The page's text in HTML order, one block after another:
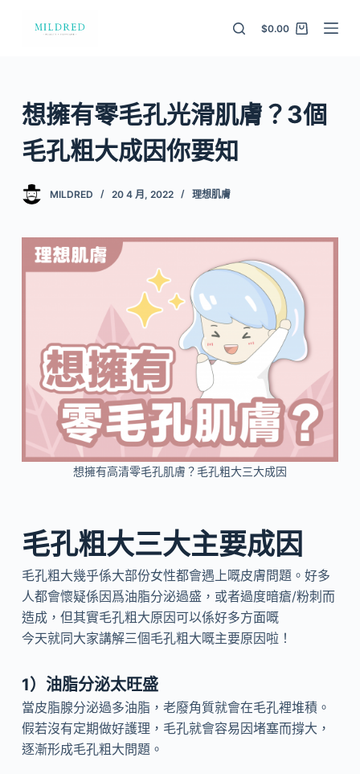
o
n
$0.00
想擁有零毛孔光滑肌膚？3個
毛孔粗大成因你要知
MILDRED 20 4 月, 2022 理想肌膚
想擁有高清零毛孔肌膚？毛孔粗大三大成因
毛孔粗大三大主要成因
毛孔粗大幾乎係大部份女性都會遇上嘅皮膚問題。好多
人都會懷疑係因爲油脂分泌過盛，或者過度暗瘡/粉刺而
造成，但其實毛孔粗大原因可以係好多方面嘅
今天就同大家講解三個毛孔粗大嘅主要原因啦！
1）油脂分泌太旺盛
當皮脂腺分泌過多油脂，老廢角質就會在毛孔裡堆積。
假若沒有定期做好護理，毛孔就會容易因堵塞而撐大，
逐漸形成毛孔粗大問題。